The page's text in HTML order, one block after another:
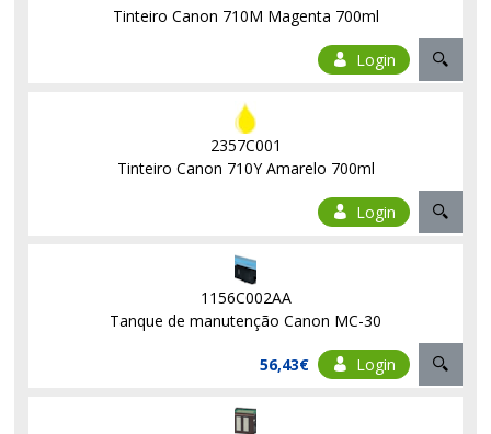
Tinteiro Canon 710M Magenta 700ml
Login
2357C001
Tinteiro Canon 710Y Amarelo 700ml
Login
1156C002AA
Tanque de manutenção Canon MC-30
56,43€ Login